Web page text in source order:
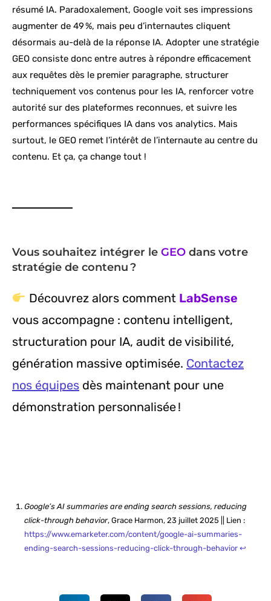
résumé IA. Paradoxalement, Google voit ses impressions
augmenter de 49 %, mais peu d’internautes cliquent
désormais au-delà de la réponse IA. Adopter une stratégie
GEO consiste donc entre autres à répondre efficacement
aux requêtes dès le premier paragraphe, structurer
techniquement vos contenus pour les IA, renforcer votre
autorité sur des plateformes reconnues, et suivre les
performances spécifiques IA dans vos analytics. Mais
surtout, le GEO remet l’intérêt de l’internaute au centre du
contenu. Et ça, ça change tout !
Vous souhaitez intégrer le GEO dans votre
stratégie de contenu ?
Découvrez alors comment LabSense
vous accompagne : contenu intelligent,
structuration pour IA, audit de visibilité,
génération massive optimisée. Contactez
nos équipes dès maintenant pour une
démonstration personnalisée !
Google’s AI summaries are ending search sessions, reducing
click-through behavior, Grace Harmon, 23 juillet 2025 || Lien :
https://www.emarketer.com/content/google-ai-summaries-
ending-search-sessions-reducing-click-through-behavior ↩︎